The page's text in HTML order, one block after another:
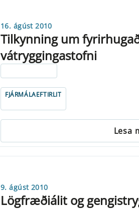
16. ágúst 2010
Tilkynning um
vátryggingastofni
FJÁRMÁLAEFTIRLIT
Lesa
9. ágúst 2010
Lögfræðiálit og